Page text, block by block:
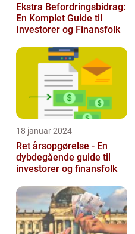
Ekstra Befordringsbidrag:
En Komplet Guide til
Investorer og Finansfolk
18 januar 2024
Ret årsopgørelse - En
dybdegående guide til
investorer og finansfolk